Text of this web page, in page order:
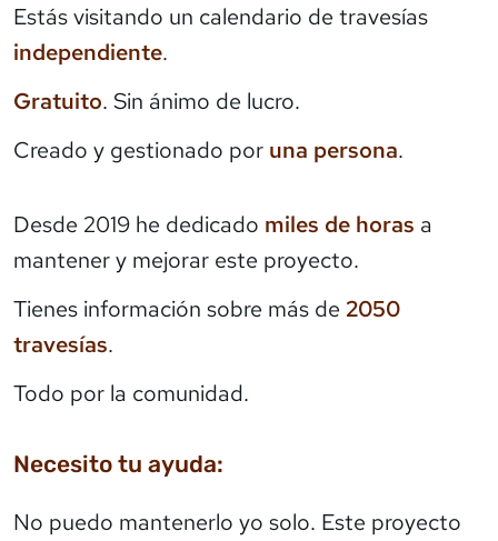
Estás visitando un calendario de travesías
independiente.
Gratuito. Sin ánimo de lucro.
Creado y gestionado por una persona.
Desde 2019 he dedicado miles de horas a
mantener y mejorar este proyecto.
Tienes información sobre más de 2050
travesías.
Todo por la comunidad.
Necesito tu ayuda:
No puedo mantenerlo yo solo. Este proyecto